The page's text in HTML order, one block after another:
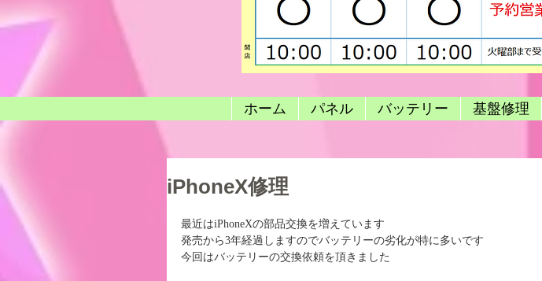
ホーム パネル バッテリー 基盤修理
iPhoneX修理
最近はiPhoneXの部品交換を増えています
発売から3年経過しますのでバッテリーの劣化が特に多いです
今回はバッテリーの交換依頼を頂きました